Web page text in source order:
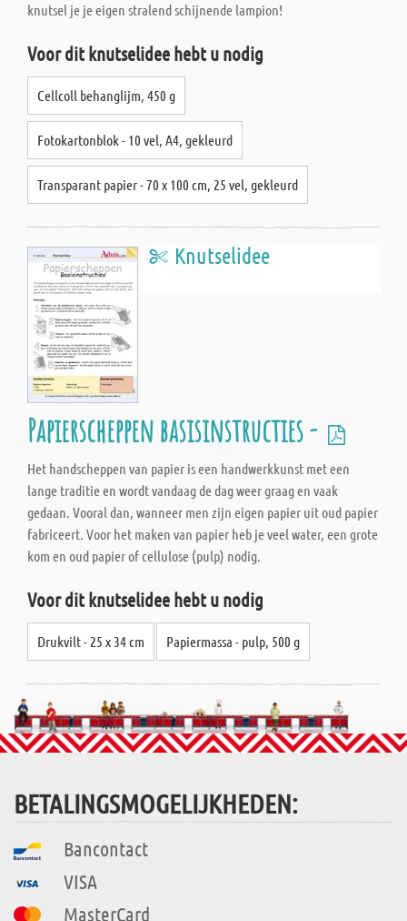
knutsel je je eigen stralend schijnende lampion!
Voor dit knutselidee hebt u nodig
Cellcoll behanglijm, 450 g
Fotokartonblok - 10 vel, A4, gekleurd
Transparant papier - 70 x 100 cm, 25 vel, gekleurd
Knutselidee
Papierscheppen basisinstructies -
Het handscheppen van papier is een handwerkkunst met een
lange traditie en wordt vandaag de dag weer graag en vaak
gedaan. Vooral dan, wanneer men zijn eigen papier uit oud papier
fabriceert. Voor het maken van papier heb je veel water, een grote
kom en oud papier of cellulose (pulp) nodig.
Voor dit knutselidee hebt u nodig
Drukvilt - 25 x 34 cm Papiermassa - pulp, 500 g
BETALINGSMOGELIJKHEDEN:
Bancontact
VISA
MasterCard